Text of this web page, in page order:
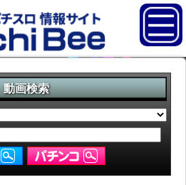
動画検索